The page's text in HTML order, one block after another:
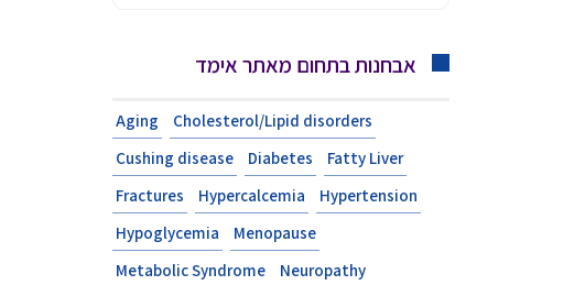
אבחנות בתחום מאתר אימד
Aging
Cholesterol/Lipid disorders
Cushing disease
Diabetes
Fatty Liver
Fractures
Hypercalcemia
Hypertension
Hypoglycemia
Menopause
Metabolic Syndrome
Neuropathy